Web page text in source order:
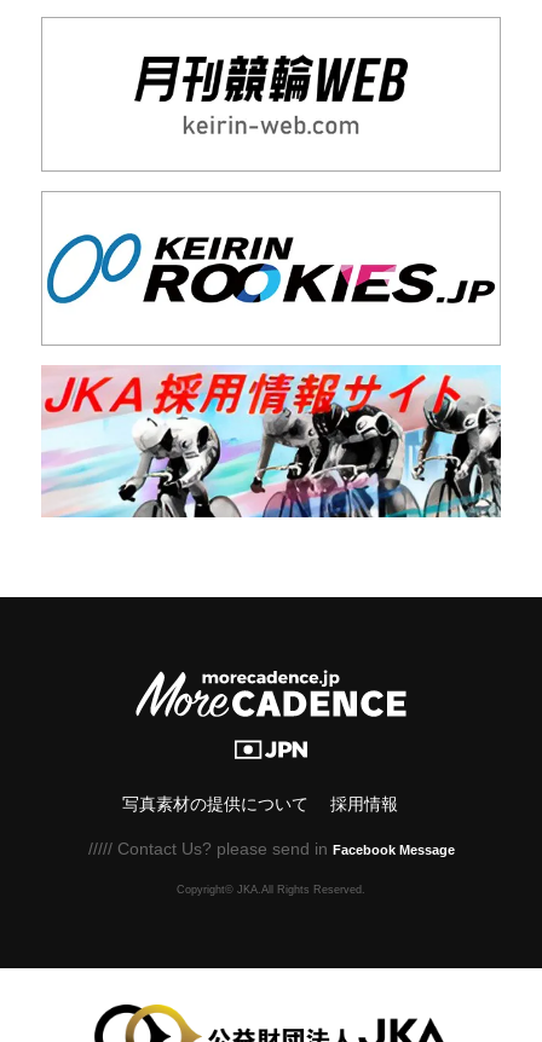
写真素材の提供について 採用情報
///// Contact Us? please send in Facebook Message
Copyright© JKA.All Rights Reserved.